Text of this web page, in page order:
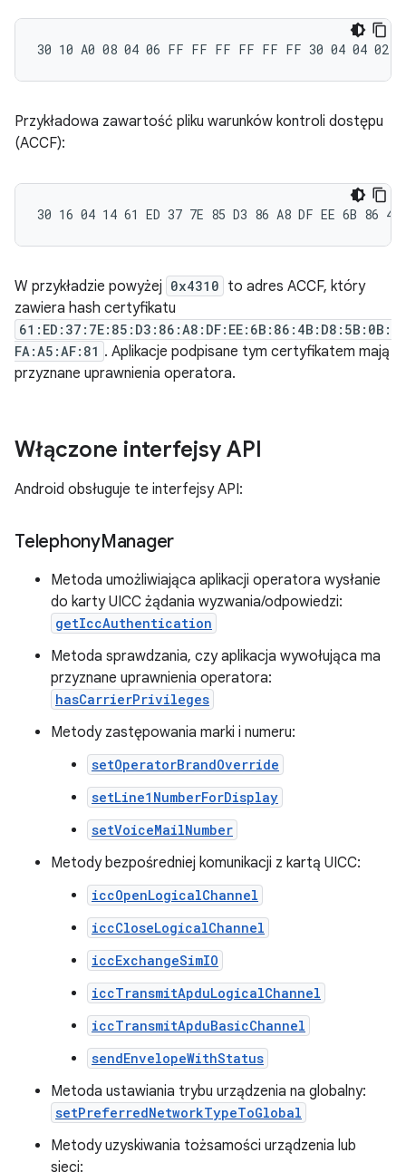
Przykładowa zawartość pliku warunków kontroli dostępu
(ACCF):
W przykładzie powyżej 0x4310 to adres ACCF, który
zawiera hash certyfikatu
61:ED:37:7E:85:D3:86:A8:DF:EE:6B:86:4B:D8:5B:0B:
FA:A5:AF:81 . Aplikacje podpisane tym certyfikatem mają
przyznane uprawnienia operatora.
Włączone interfejsy API
Android obsługuje te interfejsy API:
TelephonyManager
Metoda umożliwiająca aplikacji operatora wysłanie
do karty UICC żądania wyzwania/odpowiedzi:
getIccAuthentication
Metoda sprawdzania, czy aplikacja wywołująca ma
przyznane uprawnienia operatora:
hasCarrierPrivileges
Metody zastępowania marki i numeru:
setOperatorBrandOverride
setLine1NumberForDisplay
setVoiceMailNumber
Metody bezpośredniej komunikacji z kartą UICC:
iccOpenLogicalChannel
iccCloseLogicalChannel
iccExchangeSimIO
iccTransmitApduLogicalChannel
iccTransmitApduBasicChannel
sendEnvelopeWithStatus
Metoda ustawiania trybu urządzenia na globalny:
setPreferredNetworkTypeToGlobal
Metody uzyskiwania tożsamości urządzenia lub
sieci: